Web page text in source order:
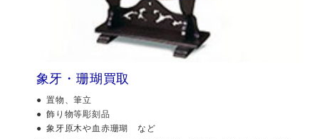
象牙・珊瑚買取
置物、筆立
飾り物等彫刻品
象牙原木や血赤珊瑚 など